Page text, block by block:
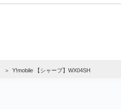
Y!mobile 【シャープ】WX04SH